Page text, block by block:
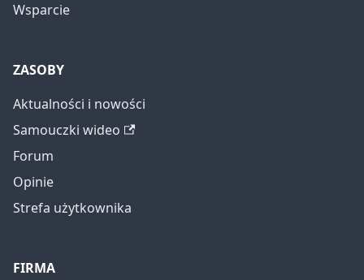
Wsparcie
ZASOBY
Aktualności i nowości
Samouczki wideo
Forum
Opinie
Strefa użytkownika
FIRMA